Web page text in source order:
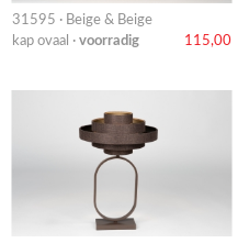
31595 · Beige & Beige
kap ovaal · voorradig 115,00